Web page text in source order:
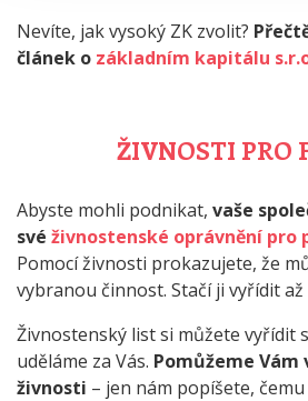
Nevíte, jak vysoký ZK zvolit?
článek o základním kapitálu
ŽIVNOSTI PRO
Abyste mohli podnikat, vaše
své živnostenské oprávnění pro
Pomocí živnosti prokazujete, že
vybranou činnost. Stačí ji vyřídit až
Živnostenský list si můžete vyřídit
uděláme za Vás. Pomůžeme
živnosti – jen nám popíšete,